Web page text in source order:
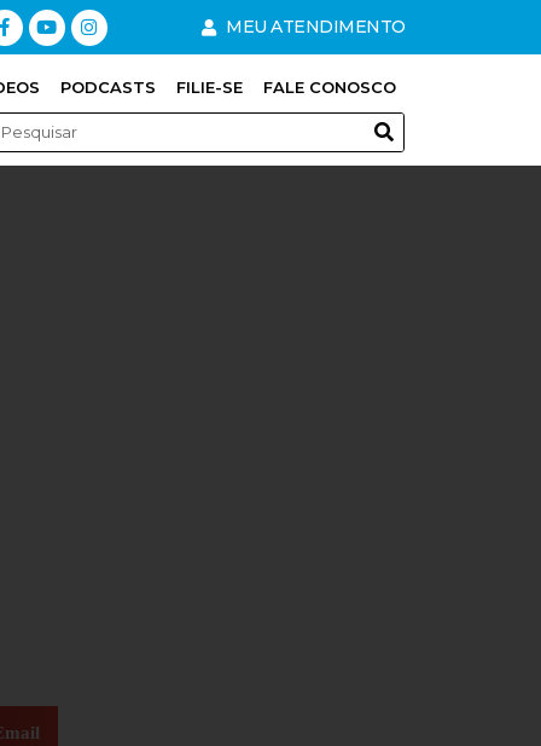
MEU ATENDIMENTO
PODCASTS FILIE-SE FALE CONOSCO